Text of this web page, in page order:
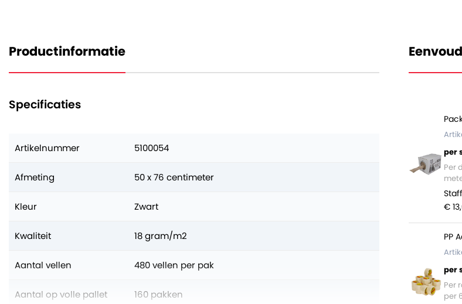
Productinformatie
Specificaties
Artikelnummer 5100054
Afmeting 50 x 76 centimeter
Kleur Zwart
Kwaliteit 18 gram/m2
Aantal vellen 480 vellen per pak
Aantal op volle pallet 160 pakken
per
Per
€
PP
per
Per
per